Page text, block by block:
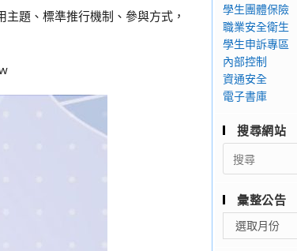
題、標準推行機制、參與方式，
學生團體保險
職業安全衛生
學生申訴專區
內部控制
資通安全
電子書庫
搜尋網站
Search
for:
彙整公告
整
選取月份